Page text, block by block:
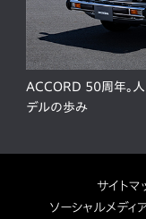
ACCORD 50周年。
デルの歩み
サイトマ
ソーシャルメディ